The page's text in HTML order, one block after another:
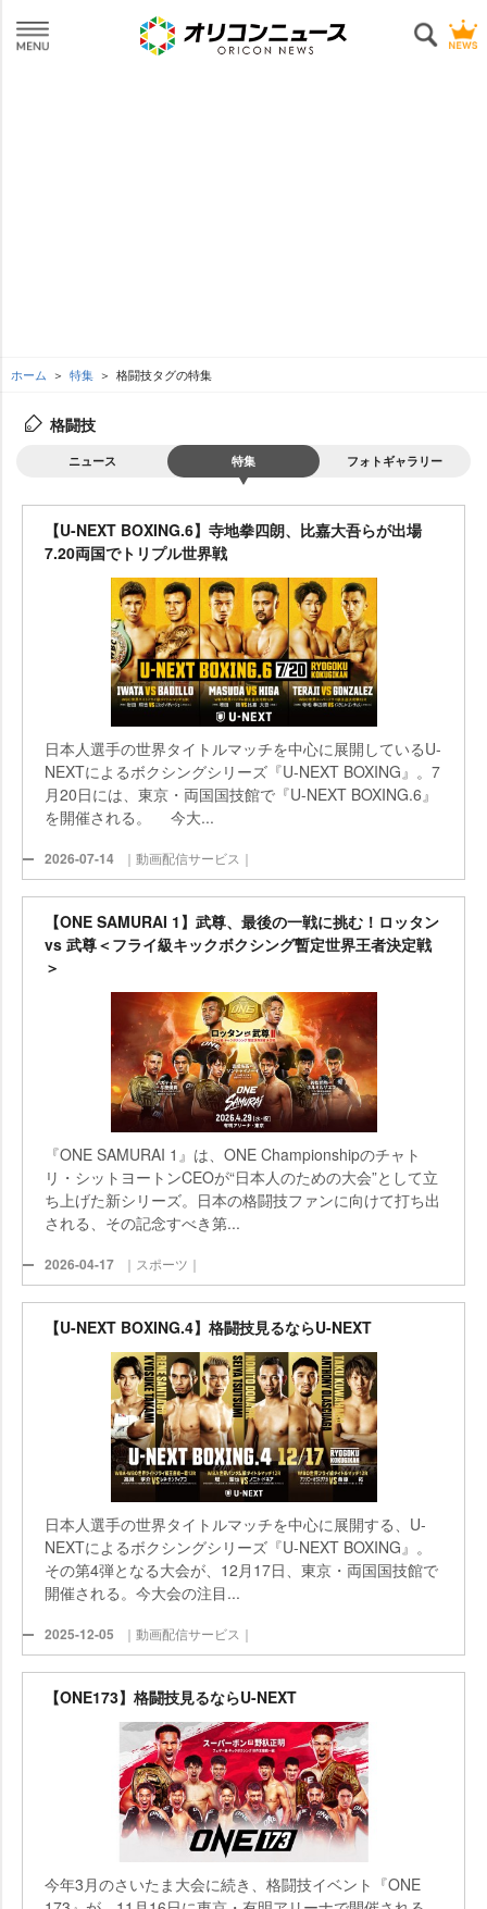
ホーム 特集 格闘技タグの特集
格闘技
ニュース 特集 フォトギャラリー
【U-NEXT BOXING.6】寺地拳四朗、比嘉大吾らが出場
7.20両国でトリプル世界戦
日本人選手の世界タイトルマッチを中心に展開しているU-
NEXTによるボクシングシリーズ『U-NEXT BOXING』。7
月20日には、東京・両国国技館で『U-NEXT BOXING.6』
を開催される。 今大...
2026-07-14 ｜動画配信サービス｜
【ONE SAMURAI 1】武尊、最後の一戦に挑む！ロッタン
vs 武尊＜フライ級キックボクシング暫定世界王者決定戦
＞
『ONE SAMURAI 1』は、ONE Championshipのチャト
リ・シットヨートンCEOが“日本人のための大会”として立
ち上げた新シリーズ。日本の格闘技ファンに向けて打ち出
される、その記念すべき第...
2026-04-17 ｜スポーツ｜
【U-NEXT BOXING.4】格闘技見るならU-NEXT
日本人選手の世界タイトルマッチを中心に展開する、U-
NEXTによるボクシングシリーズ『U-NEXT BOXING』。
その第4弾となる大会が、12月17日、東京・両国国技館で
開催される。今大会の注目...
2025-12-05 ｜動画配信サービス｜
【ONE173】格闘技見るならU-NEXT
今年3月のさいたま大会に続き、格闘技イベント『ONE